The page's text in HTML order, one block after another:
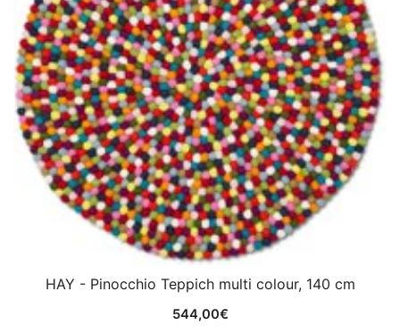
HAY - Pinocchio Teppich multi colour, 140 cm
544,00€